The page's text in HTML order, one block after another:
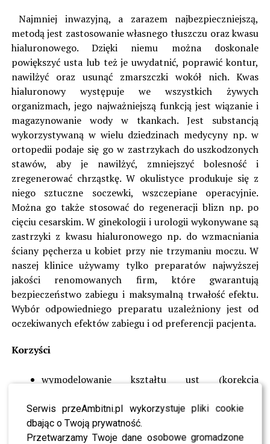
Serwis przeAmbitni.pl wykorzystuje pliki cookie
dbając o Twoją prywatność.
Przetwarzamy Twoje dane osobowe gromadzone
Najmniej inwazyjną, a zarazem najbezpieczniejszą,
metodą jest zastosowanie własnego tłuszczu oraz kwasu
hialuronowego. Dzięki niemu można doskonale
powiększyć usta lub też je uwydatnić, poprawić kontur,
nawilżyć oraz usunąć zmarszczki wokół nich. Kwas
hialuronowy występuje we wszystkich żywych
organizmach, jego najważniejszą funkcją jest wiązanie i
magazynowanie wody w tkankach. Jest substancją
wykorzystywaną w wielu dziedzinach medycyny np. w
ortopedii podaje się go w zastrzykach do uszkodzonych
stawów, aby je nawilżyć, zmniejszyć bolesność i
zregenerować chrząstkę. W okulistyce produkuje się z
niego sztuczne soczewki, wszczepiane operacyjnie.
Można go także stosować do regeneracji blizn np. po
cięciu cesarskim. W ginekologii i urologii wykonywane są
zastrzyki z kwasu hialuronowego np. do wzmacniania
ściany pęcherza u kobiet przy nie trzymaniu moczu. W
naszej klinice używamy tylko preparatów najwyższej
jakości renomowanych firm, które gwarantują
bezpieczeństwo zabiegu i maksymalną trwałość efektu.
Wybór odpowiedniego preparatu uzależniony jest od
oczekiwanych efektów zabiegu i od preferencji pacjenta.
Korzyści
wymodelowanie kształtu ust (korekcja
powiększenie ust
wygładzenie zmarszczek wokół ust